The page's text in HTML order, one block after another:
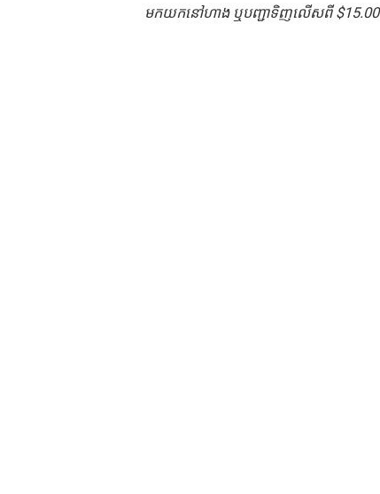
មកយកនៅហាង ឬបញ្ជាទិញលើសពី $15.00